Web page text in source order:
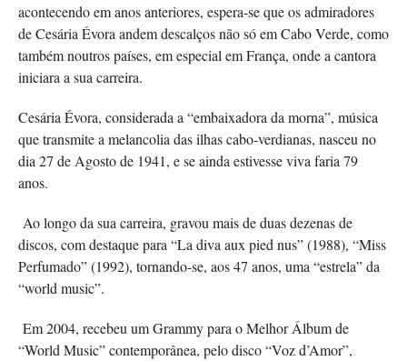
acontecendo em anos anteriores, espera-se que os admiradores
de Cesária Évora andem descalços não só em Cabo Verde, como
também noutros países, em especial em França, onde a cantora
iniciara a sua carreira.
Cesária Évora, considerada a “embaixadora da morna”, música
que transmite a melancolia das ilhas cabo-verdianas, nasceu no
dia 27 de Agosto de 1941, e se ainda estivesse viva faria 79
anos.
Ao longo da sua carreira, gravou mais de duas dezenas de
discos, com destaque para “La diva aux pied nus” (1988), “Miss
Perfumado” (1992), tornando-se, aos 47 anos, uma “estrela” da
“world music”.
Em 2004, recebeu um Grammy para o Melhor Álbum de
“World Music” contemporânea, pelo disco “Voz d’Amor”,